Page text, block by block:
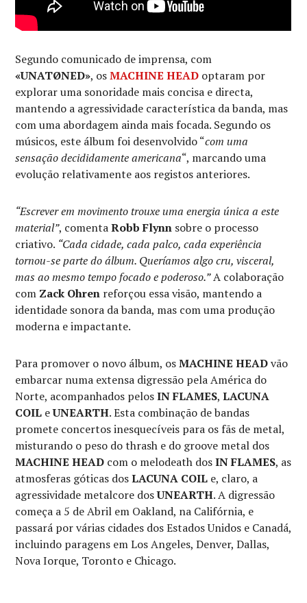
Segundo comunicado de imprensa, com
«UNATØNED», osMACHINE HEAD optaram por
explorar uma sonoridade mais concisa e directa,
mantendo a agressividade característica da banda, mas
com uma abordagem ainda mais focada. Segundo os
músicos, este álbum foi desenvolvido “com uma
sensação decididamente americana“, marcando uma
evolução relativamente aos registos anteriores.
“Escrever em movimento trouxe uma energia única a este
material”, comentaRobb Flynn sobre o processo
criativo. “Cada cidade, cada palco, cada experiência
tornou-se parte do álbum. Queríamos algo cru, visceral,
mas ao mesmo tempo focado e poderoso.”A colaboração
com Zack Ohren reforçou essa visão, mantendo a
identidade sonora da banda, mas com uma produção
moderna e impactante.
Para promover o novo álbum, osMACHINE HEADvão
embarcar numa extensa digressão pela América do
Norte, acompanhados pelosIN FLAMES,LACUNA
COIL eUNEARTH. Esta combinação de bandas
promete concertos inesquecíveis para os fãs de metal,
misturando o peso do thrash e do groove metal dos
MACHINE HEAD com o melodeath dosIN FLAMES, as
atmosferas góticas dosLACUNA COIL e, claro, a
agressividade metalcore dosUNEARTH. A digressão
começa a 5 de Abril em Oakland, na Califórnia, e
passará por várias cidades dos Estados Unidos e Canadá,
incluindo paragens em Los Angeles, Denver, Dallas,
Nova Iorque, Toronto e Chicago.